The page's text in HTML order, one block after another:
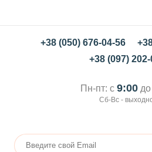
+38 (050) 676-04-56
+38 (097)
Пн-пт: с 9:00 до
Сб-Вс -